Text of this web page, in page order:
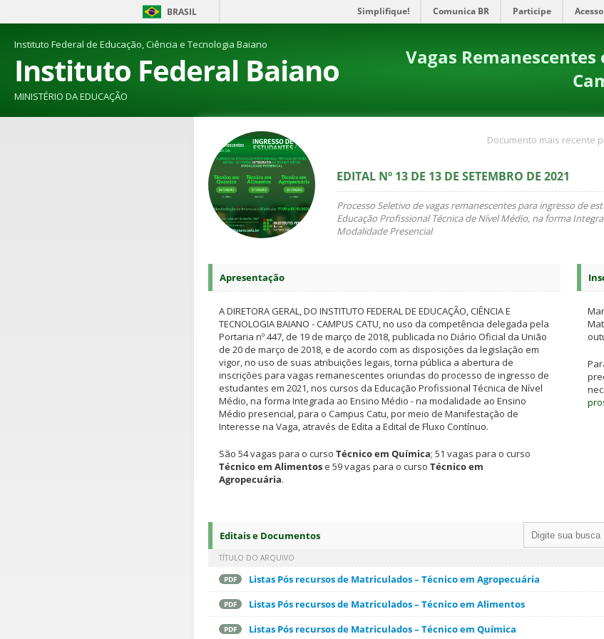
BRASIL Simplifique! Comunica BR Participe
Instituto Federal de Educação, Ciência e Tecnologia Baiano
Instituto Federal Baiano
MINISTÉRIO DA EDUCAÇÃO
Vagas
Documento mais recente
EDITAL Nº 13 DE 13 DE SETEMBRO DE 2021
Processo Seletivo de vagas remanescentes para ingresso de
Educação Profissional Técnica de Nível Médio, na forma
Modalidade Presencial
Apresentação
A DIRETORA GERAL, DO INSTITUTO FEDERAL DE EDUCAÇÃO, CIÊNCIA E
TECNOLOGIA BAIANO - CAMPUS CATU, no uso da competência delegada pela
Portaria nº 447, de 19 de março de 2018, publicada no Diário Oficial da União
de 20 de março de 2018, e de acordo com as disposições da legislação em
vigor, no uso de suas atribuições legais, torna pública a abertura de
inscrições para vagas remanescentes oriundas do processo de ingresso de
estudantes em 2021, nos cursos da Educação Profissional Técnica de Nível
Médio, na forma Integrada ao Ensino Médio - na modalidade ao Ensino
Médio presencial, para o Campus Catu, por meio de Manifestação de
Interesse na Vaga, através de Edita a Edital de Fluxo Contínuo.
São 54 vagas para o curso Técnico em Química; 51 vagas para o curso
Técnico em Alimentos e 59 vagas para o curso Técnico em
Agropecuária.
Editais e Documentos
TÍTULO DO ARQUIVO
PDF Listas Pós recursos de Matriculados – Técnico em Agropecuária
PDF Listas Pós recursos de Matriculados – Técnico em Alimentos
PDF Listas Pós recursos de Matriculados – Técnico em Química